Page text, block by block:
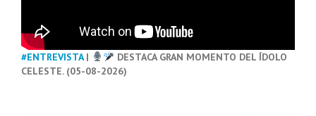
#ENTREVISTA|
DESTACA GRAN MOMENTO DEL ÍDOLO
CELESTE. (05-08-2026)